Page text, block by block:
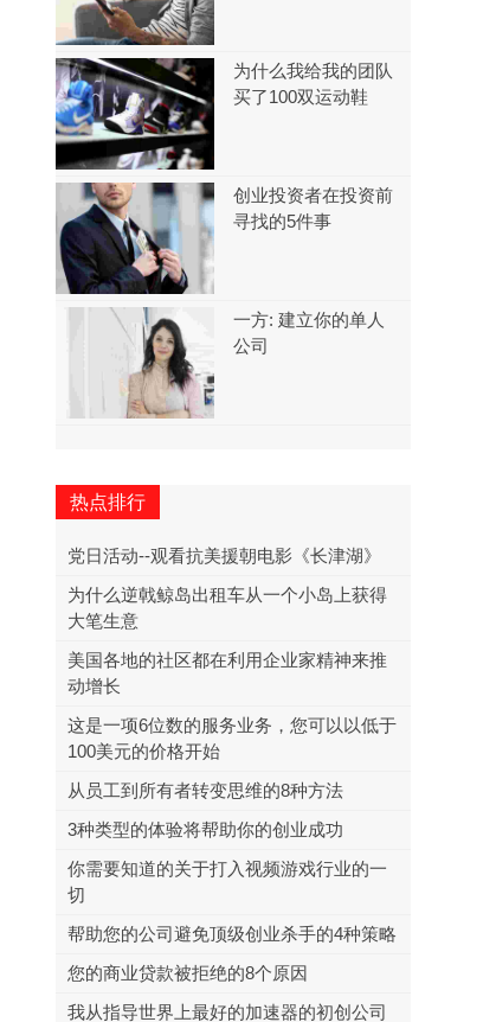
为什么我给我的团队
买了100双运动鞋
创业投资者在投资前
寻找的5件事
一方: 建立你的单人
公司
热点排行
党日活动--观看抗美援朝电影《长津湖》
为什么逆戟鲸岛出租车从一个小岛上获得
大笔生意
美国各地的社区都在利用企业家精神来推
动增长
这是一项6位数的服务业务，您可以以低于
100美元的价格开始
从员工到所有者转变思维的8种方法
3种类型的体验将帮助你的创业成功
你需要知道的关于打入视频游戏行业的一
切
帮助您的公司避免顶级创业杀手的4种策略
您的商业贷款被拒绝的8个原因
我从指导世界上最好的加速器的初创公司